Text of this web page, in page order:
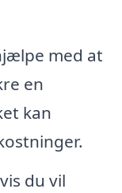
med at
en
kan
du vil